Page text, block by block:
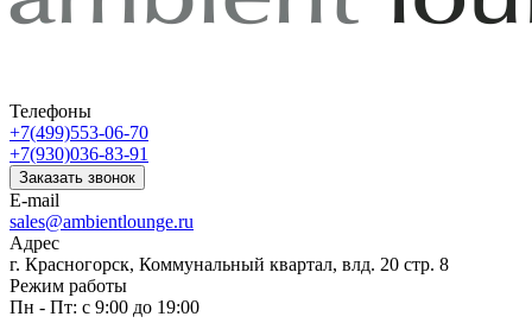
Телефоны
+7(499)553-06-70
+7(930)036-83-91
Заказать звонок
E-mail
sales@ambientlounge.ru
Адрес
г. Красногорск, Коммунальный квартал, влд. 20 стр. 8
Режим работы
Пн - Пт: с 9:00 до 19:00